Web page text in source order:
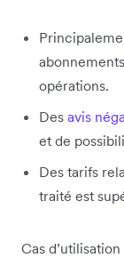
opérations.
Des avis
et de
Des tarifs
traité est
Cas